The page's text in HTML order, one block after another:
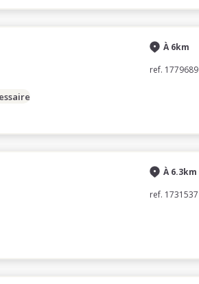
À 6km
ref. 1779689
À 6.3km
ref. 1731537